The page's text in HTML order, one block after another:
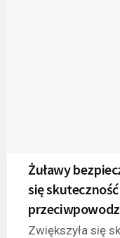
Żuławy
się
Zwiększyła się